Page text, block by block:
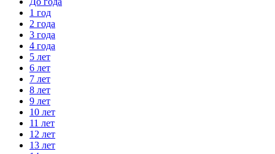
1 год
2 года
3 года
4 года
5 лет
6 лет
7 лет
8 лет
9 лет
10 лет
11 лет
12 лет
13 лет